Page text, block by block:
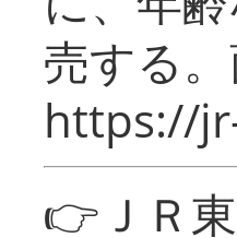
売する
https://
👉ＪＲ